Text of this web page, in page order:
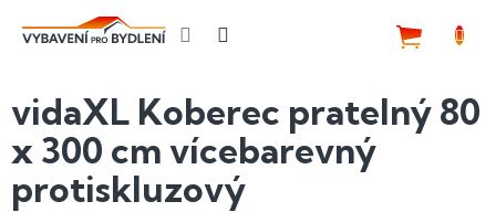
vidaXL Koberec pratelný 80
x 300 cm vícebarevný
protiskluzový